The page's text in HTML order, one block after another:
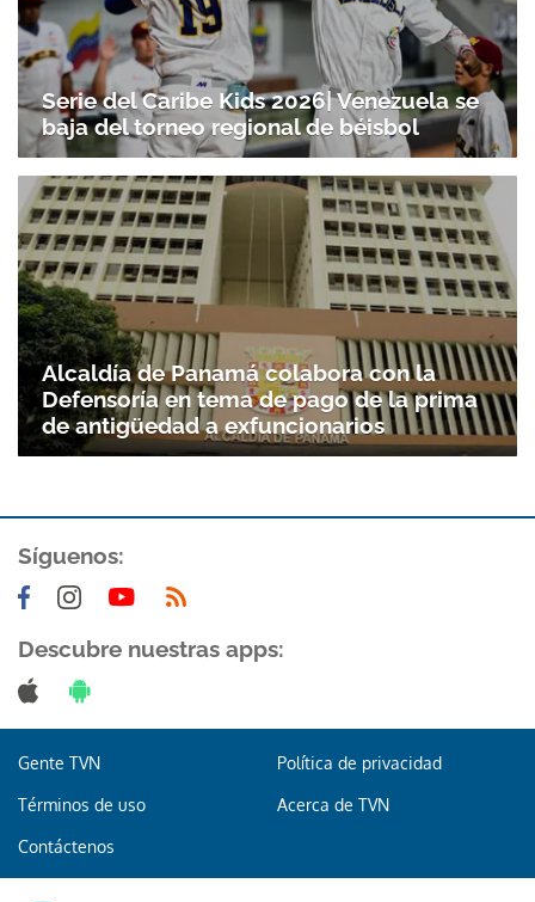
Serie del Caribe Kids 2026| Venezuela se
baja del torneo regional de béisbol
Alcaldía de Panamá colabora con la
Defensoría en tema de pago de la prima
de antigüedad a exfuncionarios
Síguenos:
Descubre nuestras apps:
Gente TVN Política de privacidad
Términos de uso Acerca de TVN
Contáctenos